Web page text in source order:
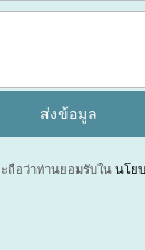
ถือว่าท่านยอมรับในนโยบ